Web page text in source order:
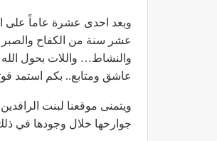
وبعد احدى عشرة عاماً على
عشر سنة من الكفاح والصبر
والنشاط… واللات بحول
عاشق ومتابع.. بكم استمد
ويتمنى موقعنا لبنت
جوارحها خلال وجودها في